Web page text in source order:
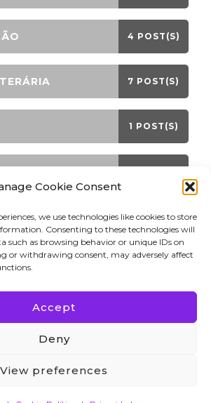
Cookie Consent
we use technologies like cookies to store
Consenting to these technologies will
such as browsing behavior or unique IDs on
or withdrawing consent, may adversely affect
Accept
Deny
View preferences
4 POST(S)
7 POST(S)
1 POST(S)
2023 Bettina Winkler. Todos os
Blossom PinThis | Desenvolvido
PrivacidadeBlossom PinThis |